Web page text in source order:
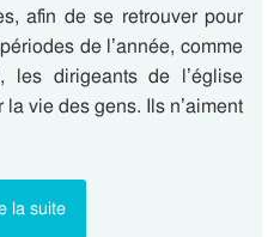
afin de se retrouver pour
de l’année, comme
les dirigeants de l’église
vie des gens. Ils n’aiment
la suite